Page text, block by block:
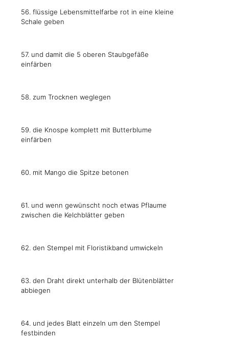
56. flüssige Lebensmittelfarbe rot in eine kleine
Schale geben
57. und damit die 5 oberen Staubgefäße
einfärben
58. zum Trocknen weglegen
59. die Knospe komplett mit Butterblume
einfärben
60. mit Mango die Spitze betonen
61. und wenn gewünscht noch etwas Pflaume
zwischen die Kelchblätter geben
62. den Stempel mit Floristikband umwickeln
63. den Draht direkt unterhalb der Blütenblätter
abbiegen
64. und jedes Blatt einzeln um den Stempel
festbinden